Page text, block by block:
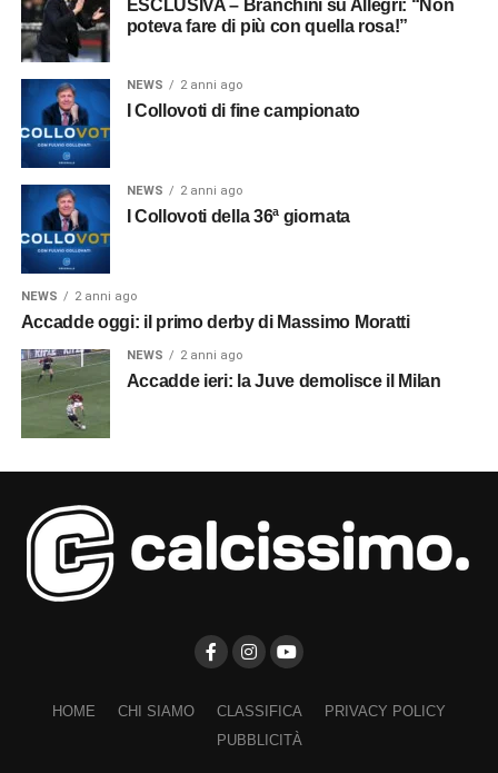
ESCLUSIVA – Branchini su Allegri: “Non
poteva fare di più con quella rosa!”
NEWS 2 anni ago
I Collovoti di fine campionato
NEWS 2 anni ago
I Collovoti della 36ª giornata
NEWS 2 anni ago
Accadde oggi: il primo derby di Massimo Moratti
NEWS 2 anni ago
Accadde ieri: la Juve demolisce il Milan
HOME CHI SIAMO CLASSIFICA
PRIVACY POLICY
PUBBLICITÀ